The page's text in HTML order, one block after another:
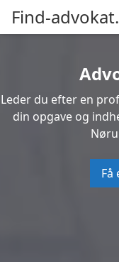
Find-
Leder du efter en
din opgave og
Få